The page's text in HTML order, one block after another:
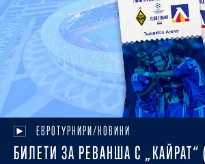
ЕВРОТУРНИРИ/НОВИНИ
БИЛЕТИ ЗА РЕВАНША С